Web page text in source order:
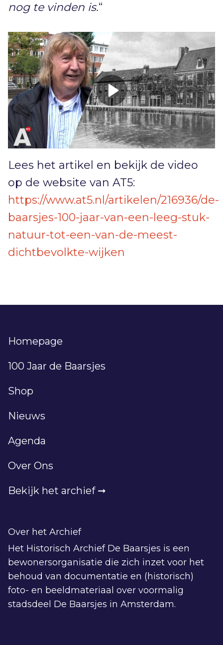
nog te vinden is.“
Lees het artikel en bekijk de video
op de website van AT5:
https://www.at5.nl/artikelen/216936/de-
baarsjes-100-jaar-van-een-leeg-stuk-
natuur-tot-een-van-de-meest-
dichtbevolkte-wijken
Homepage
100 Jaar de Baarsjes
Shop
Nieuws
Agenda
Over Ons
Bekijk het archief ➞
Over het Archief
Het Historisch Archief De Baarsjes is een
bewonersorganisatie die zich inzet voor het
behoud van documentatie en (historisch)
foto- en beeldmateriaal over voormalig
stadsdeel De Baarsjes in Amsterdam.